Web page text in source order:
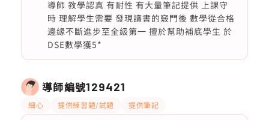
導師 教學認真 有耐性 有大量筆記提供 上課守
時 理解學生需要 發現讀書的竅門後 數學從合格
邊緣不斷進步至全級第一 擅於幫助補底學生 於
DSE數學獲5*
導師編號129421
細心 提供練習題/試題 提供筆記